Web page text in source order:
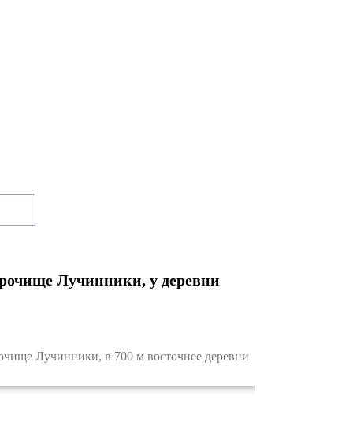
Лучинники, у деревни
Лучинники, в 700 м восточнее деревни